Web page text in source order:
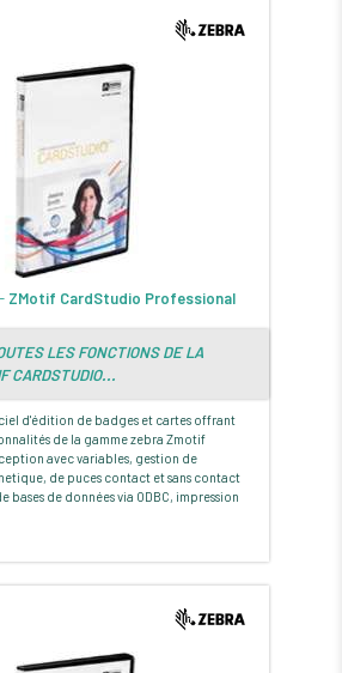
ZMotif CardStudio Professional
LES FONCTIONS DE LA
CARDSTUDIO...
d'édition de badges et cartes offrant
de la gamme zebra Zmotif
avec variables, gestion de
de puces contact et sans contact
bases de données via ODBC, impression